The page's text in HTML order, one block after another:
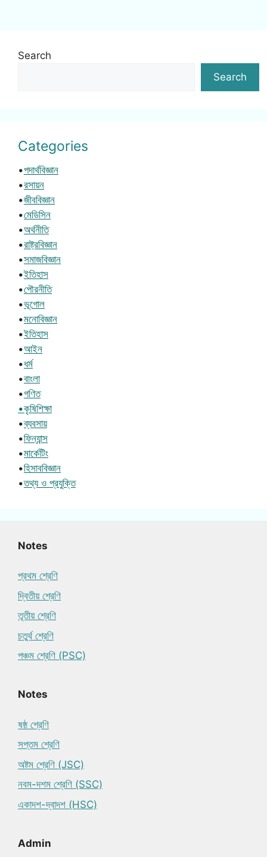
Search
Search
Categories
•পদার্থবিজ্ঞান
•রসায়ন
•জীববিজ্ঞান
•মেডিসিন
•অর্থনীতি
•রাষ্ট্রবিজ্ঞান
•সমাজবিজ্ঞান
•ইতিহাস
•পৌরনীতি
•ভূগোল
•মনোবিজ্ঞান
•ইতিহাস
•আইন
•ধর্ম
•বাংলা
•গণিত
•কৃষিশিক্ষা
•ব্যবসায়
•ফিন্যান্স
•মার্কেটিং
•হিসাববিজ্ঞান
•তথ্য ও প্রযুক্তি
Notes
প্রথম শ্রেণি
দ্বিতীয় শ্রেণি
তৃতীয় শ্রেণি
চতুর্থ শ্রেণি
পঞ্চম শ্রেণি (PSC)
Notes
ষষ্ঠ শ্রেণি
সপ্তম শ্রেণি
অষ্টম শ্রেণি (JSC)
নবম-দশম শ্রেণি (SSC)
একাদশ-দ্বাদশ (HSC)
Admin